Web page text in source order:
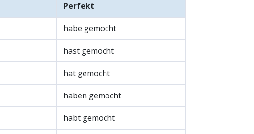
Perfekt
habe gemocht
hast gemocht
hat gemocht
haben gemocht
habt gemocht